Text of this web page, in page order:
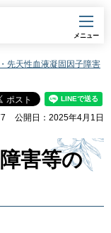
メニュー
先天性血液凝固因子障害
公開日：2025年4月1日
害等の